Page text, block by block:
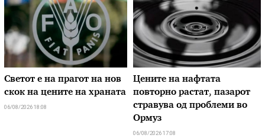
Светот е на прагот на нов
скок на цените на храната
06/08/2026 18:08
Цените на нафтата
повторно растат, пазарот
стравува од проблеми во
Ормуз
06/08/2026 17:08